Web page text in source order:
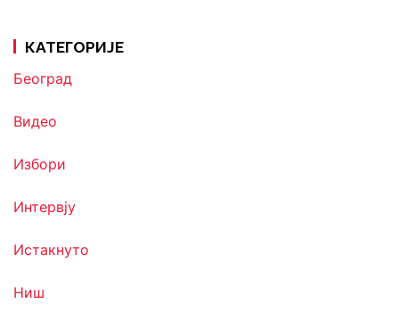
КАТЕГОРИЈЕ
Београд
Видео
Избори
Интервју
Истакнуто
Ниш